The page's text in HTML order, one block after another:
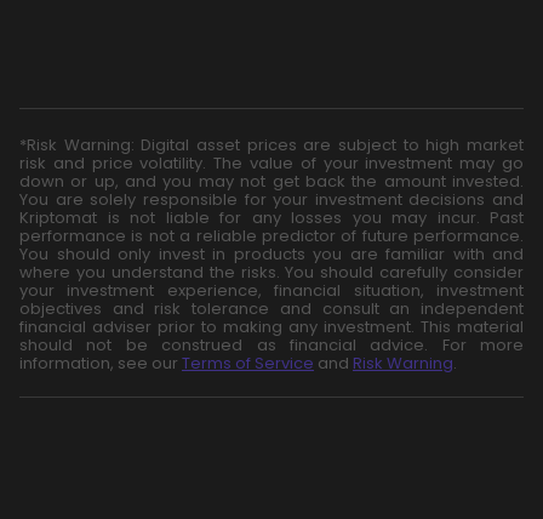
*Risk Warning: Digital asset prices are subject to high market
risk and price volatility. The value of your investment may go
down or up, and you may not get back the amount invested.
You are solely responsible for your investment decisions and
Kriptomat is not liable for any losses you may incur. Past
performance is not a reliable predictor of future performance.
You should only invest in products you are familiar with and
where you understand the risks. You should carefully consider
your investment experience, financial situation, investment
objectives and risk tolerance and consult an independent
financial adviser prior to making any investment. This material
should not be construed as financial advice. For more
information, see our Terms of Service and Risk Warning.